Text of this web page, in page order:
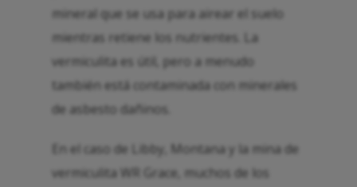
mineral que se usa para airear el suelo
mientras retiene los nutrientes. La
vermiculita es útil, pero a menudo
también está contaminada con minerales
de asbesto dañinos.
En el caso de Libby, Montana y la mina de
vermiculita WR Grace, muchos de los